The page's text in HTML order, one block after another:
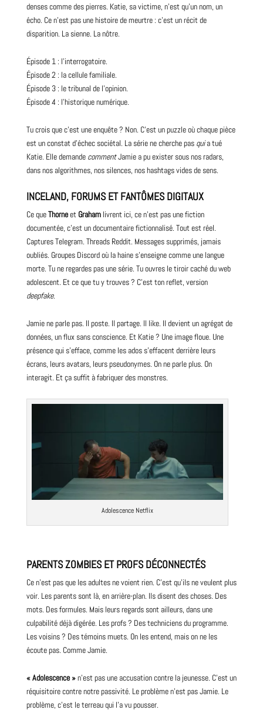
denses comme des pierres. Katie, sa victime, n’est qu’un nom, un
écho. Ce n’est pas une histoire de meurtre : c’est un récit de
disparition. La sienne. La nôtre.
Épisode 1 : l’interrogatoire.
Épisode 2 : la cellule familiale.
Épisode 3 : le tribunal de l’opinion.
Épisode 4 : l’historique numérique.
Tu crois que c’est une enquête ? Non. C’est un puzzle où chaque pièce
est un constat d’échec sociétal. La série ne cherche pas quia tué
Katie. Elle demande commentJamie a pu exister sous nos radars,
dans nos algorithmes, nos silences, nos hashtags vides de sens.
INCELAND, FORUMS ET FANTÔMES DIGITAUX
Ce queThorneet Grahamlivrent ici, ce n’est pas une fiction
documentée, c’est undocumentairefictionnalisé. Tout est réel.
Captures Telegram. Threads Reddit. Messages supprimés, jamais
oubliés. Groupes Discord où la haine s’enseigne comme une langue
morte. Tu ne regardes pas une série. Tu ouvres le tiroir caché du web
adolescent. Et ce que tu y trouves ? C’est ton reflet, version
deepfake.
Jamie ne parle pas. Il poste. Il partage. Il like. Il devient un agrégat de
données, un flux sans conscience. Et Katie ? Une image floue. Une
présence qui s’efface, comme les ados s’effacent derrière leurs
écrans, leurs avatars, leurs pseudonymes. On ne parle plus. On
interagit. Et ça suffit à fabriquer des monstres.
Adolescence Netflix
PARENTS ZOMBIES ET PROFS DÉCONNECTÉS
Ce n’est pas que les adultes ne voient rien. C’est qu’ils ne veulent plus
voir. Les parents sont là, en arrière-plan. Ils disent des choses. Des
mots. Des formules. Mais leurs regards sont ailleurs, dans une
culpabilité déjà digérée. Les profs ? Des techniciens du programme.
Les voisins ? Des témoins muets. On les entend, mais on ne les
écoute pas. Comme Jamie.
« Adolescence »n’est pas une accusation contre la jeunesse. C’est un
réquisitoire contre notre passivité. Le problème n’est pas Jamie. Le
problème, c’est le terreau qui l’a vu pousser.